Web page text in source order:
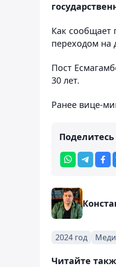
Как сообщает
переходом на
Пост
30 лет.
Ранее вице-
2024 год
Читайте